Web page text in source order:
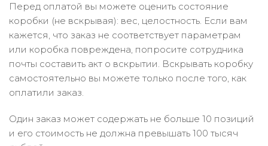
Перед оплатой вы можете оценить состояние
коробки (не вскрывая): вес, целостность. Если вам
кажется, что заказ не соответствует параметрам
или коробка повреждена, попросите сотрудника
почты составить акт о вскрытии. Вскрывать коробку
самостоятельно вы можете только после того, как
оплатили заказ.
Один заказ может содержать не больше 10 позиций
и его стоимость не должна превышать 100 тысяч